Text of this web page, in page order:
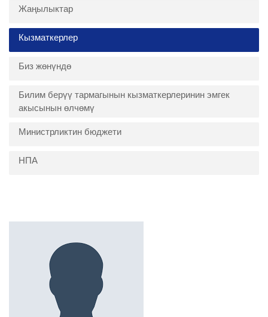
Жаңылыктар
Кызматкерлер
Биз жөнүндө
Билим берүү тармагынын кызматкерлеринин эмгек
акысынын өлчөмү
Министрликтин бюджети
НПА